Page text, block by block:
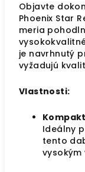
Objavte
Phoenix Star
meria
je navrhnutý
vyžadujú
Vlastnosti:
Ideálny
tento
vysokým